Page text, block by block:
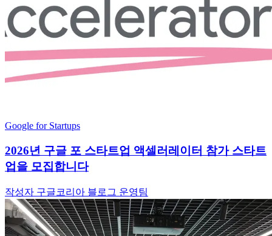
Google for Startups
2026년 구글 포 스타트업 액셀러레이터 참가 스타트
업을 모집합니다
작성자 구글코리아 블로그 운영팀